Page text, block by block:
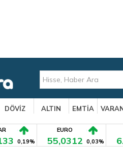
DÖVİZ ALTIN EMTİA
0,19%
EURO
55,0312 0,03%